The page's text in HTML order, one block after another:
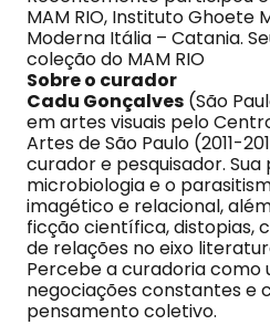
MAM RIO, Instituto Ghoete
Moderna Itália – Catania.
coleção do MAM RIO
Sobre o curador
Cadu Gonçalves (São
em artes visuais pelo
Artes de São Paulo (2011-
curador e pesquisador.
microbiologia e o
imagético e relacional,
ficção científica, distopias,
de relações no eixo
Percebe a curadoria como
negociações constantes e
pensamento coletivo.